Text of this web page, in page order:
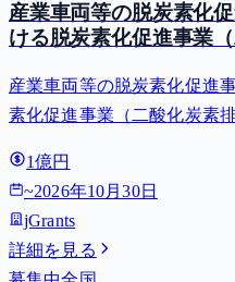
産業車両等の脱炭素化
ける脱炭素化促進事業
産業車両等の脱炭素化促進
素化促進事業（二酸化炭素
1億円
~2026年10月30日
jGrants
詳細を見る